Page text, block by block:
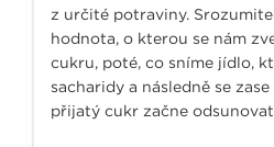
z určité potraviny.
hodnota, o kterou se nám
cukru, poté, co sníme jídlo,
sacharidy a následně se
přijatý cukr začne